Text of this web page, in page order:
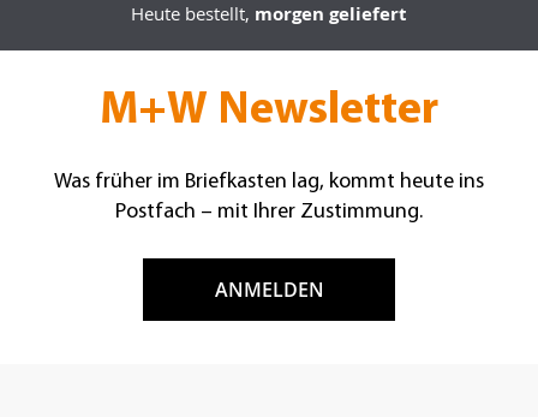
Heute bestellt, morgen geliefert
M+W Newsletter
Was früher im Briefkasten lag, kommt heute ins
Postfach – mit Ihrer Zustimmung.
ANMELDEN